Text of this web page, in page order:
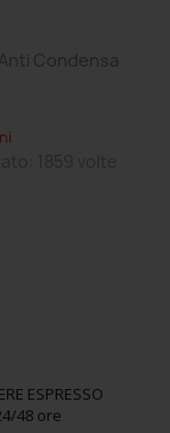
Condensa
ESPRESSO
48 ore